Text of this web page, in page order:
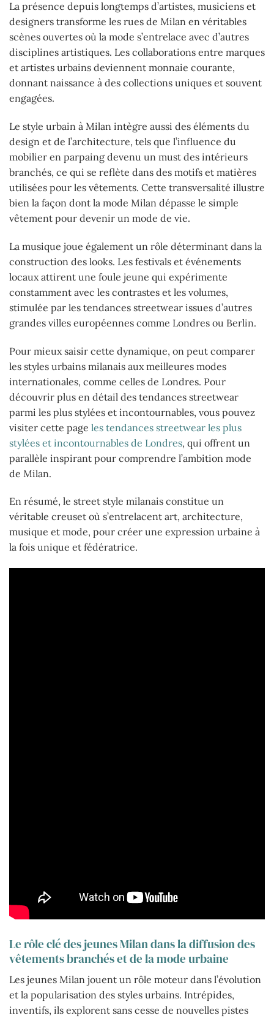
La présence depuis longtemps d’artistes, musiciens et
designers transforme les rues de Milan en véritables
scènes ouvertes où la mode s’entrelace avec d’autres
disciplines artistiques. Les collaborations entre marques
et artistes urbains deviennent monnaie courante,
donnant naissance à des collections uniques et souvent
engagées.
Le style urbain à Milan intègre aussi des éléments du
design et de l’architecture, tels que l’influence du
mobilier en parpaing devenu un must des intérieurs
branchés, ce qui se reflète dans des motifs et matières
utilisées pour les vêtements. Cette transversalité illustre
bien la façon dont la mode Milan dépasse le simple
vêtement pour devenir un mode de vie.
La musique joue également un rôle déterminant dans la
construction des looks. Les festivals et événements
locaux attirent une foule jeune qui expérimente
constamment avec les contrastes et les volumes,
stimulée par les tendances streetwear issues d’autres
grandes villes européennes comme Londres ou Berlin.
Pour mieux saisir cette dynamique, on peut comparer
les styles urbains milanais aux meilleures modes
internationales, comme celles de Londres. Pour
découvrir plus en détail des tendances streetwear
parmi les plus stylées et incontournables, vous pouvez
visiter cette page les tendances streetwear les plus
stylées et incontournables de Londres, qui offrent un
parallèle inspirant pour comprendre l’ambition mode
de Milan.
En résumé, le street style milanais constitue un
véritable creuset où s’entrelacent art, architecture,
musique et mode, pour créer une expression urbaine à
la fois unique et fédératrice.
Le rôle clé des jeunes Milan dans la diffusion des
vêtements branchés et de la mode urbaine
Les jeunes Milan jouent un rôle moteur dans l’évolution
et la popularisation des styles urbains. Intrépides,
inventifs, ils explorent sans cesse de nouvelles pistes